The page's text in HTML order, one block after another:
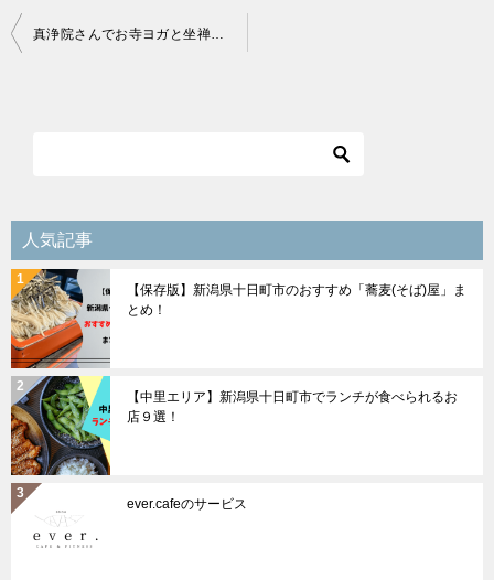
投
シ
ョ
ン
真浄院さんでお寺ヨガと坐禅体験を開催しました
人気記事
【保存版】新潟県十日町市のおすすめ「蕎麦(そば)屋」ま
とめ！
【中里エリア】新潟県十日町市でランチが食べられるお
店９選！
ever.cafeのサービス